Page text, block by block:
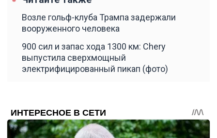
Возле гольф-клуба Трампа задержали
вооруженного человека
900 сил и запас хода 1300 км: Chery
выпустила сверхмощный
электрифицированный пикап (фото)